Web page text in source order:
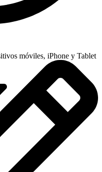
móviles, iPhone y Tablet